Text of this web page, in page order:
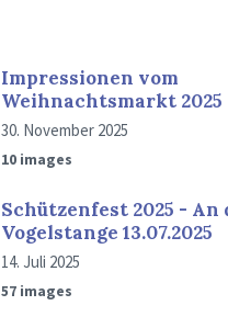
Impressionen vom
Weihnachtsmarkt 2025
30. November 2025
10 images
Schützenfest 2025 - An
Vogelstange 13.07.2025
14. Juli 2025
57 images